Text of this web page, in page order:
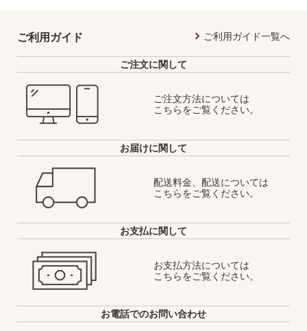
ご利用ガイド ご利用ガイド一覧へ
ご注文に関して
ご注文方法については
こちらをご覧ください。
お届けに関して
配送料金、配送については
こちらをご覧ください。
お支払に関して
お支払方法については
こちらをご覧ください。
お電話でのお問い合わせ